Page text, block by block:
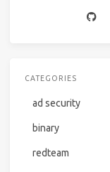
CATEGORIES
ad security
binary
redteam